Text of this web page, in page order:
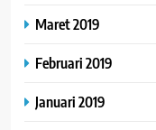
Maret 2019
Februari 2019
Januari 2019